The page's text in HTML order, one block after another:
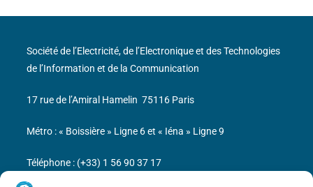
Société de l’Electricité, de l’Electronique et des Technologies
de l’Information et de la Communication
17 rue de l’Amiral Hamelin 75116 Paris
Métro : « Boissière » Ligne 6 et « Iéna » Ligne 9
Téléphone : (+33) 1 56 90 37 17